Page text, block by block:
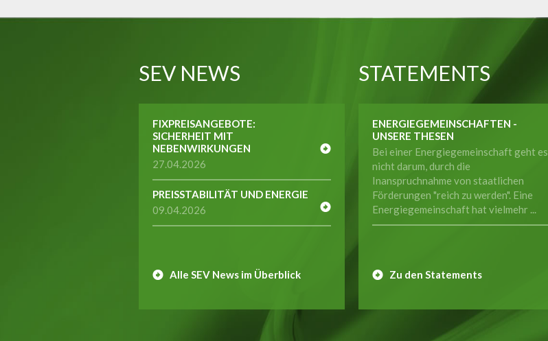
SEV NEWS
FIXPREISANGEBOTE:
SICHERHEIT MIT
NEBENWIRKUNGEN
27.04.2026
PREISSTABILITÄT UND ENERGIE
09.04.2026
Alle SEV News im Überblick
STATEMENTS
ENERGIEGEMEINSCHAFTEN -
UNSERE THESEN
Bei einer Energiegemeinschaft geht es
nicht darum, durch die
Inanspruchnahme von staatlichen
Förderungen "reich zu werden". Eine
Energiegemeinschaft hat vielmehr ...
Zu den Statements